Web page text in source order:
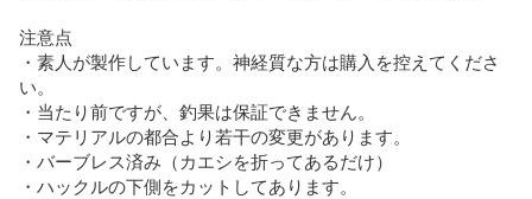
注意点
・素人が製作しています。神経質な方は購入を控えてくださ
い。
・当たり前ですが、釣果は保証できません。
・マテリアルの都合より若干の変更があります。
・バーブレス済み（カエシを折ってあるだけ）
・ハックルの下側をカットしてあります。